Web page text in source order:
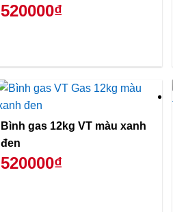
520000₫
Bình gas 12kg VT màu xanh
đen
520000₫